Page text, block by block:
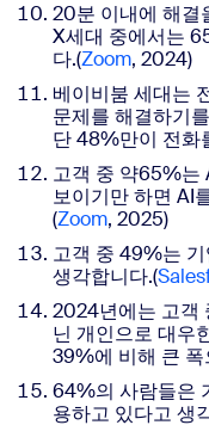
20분 이내에 해결
X세대 중에서는
다.(Zoom, 2024)
베이비붐 세대는
문제를 해결하기
단 48%만이 전화
고객 중 약65%는
보이기만 하면 AI
(Zoom, 2025)
고객 중 49%는
생각합니다.(
2024년에는 고객
닌 개인으로 대우
39%에 비해 큰
64%의 사람들은
용하고 있다고 생